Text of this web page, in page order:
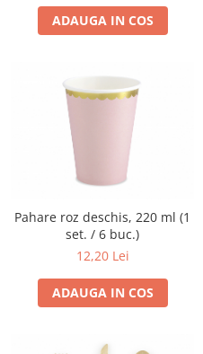
ADAUGA IN COS
Pahare roz deschis, 220 ml (1
set. / 6 buc.)
12,20 Lei
ADAUGA IN COS